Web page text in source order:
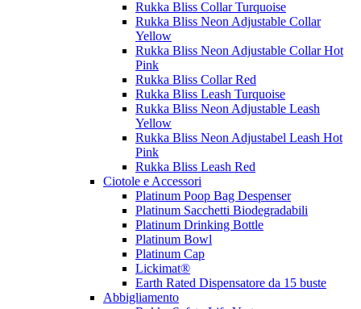
Rukka Bliss Collar Turquoise
Rukka Bliss Neon Adjustable Collar
Yellow
Rukka Bliss Neon Adjustable Collar Hot
Pink
Rukka Bliss Collar Red
Rukka Bliss Leash Turquoise
Rukka Bliss Neon Adjustable Leash
Yellow
Rukka Bliss Neon Adjustabel Leash Hot
Pink
Rukka Bliss Leash Red
Ciotole e Accessori
Platinum Poop Bag Despenser
Platinum Sacchetti Biodegradabili
Platinum Drinking Bottle
Platinum Bowl
Platinum Cap
Lickimat®
Earth Rated Dispensatore da 15 buste
Abbigliamento